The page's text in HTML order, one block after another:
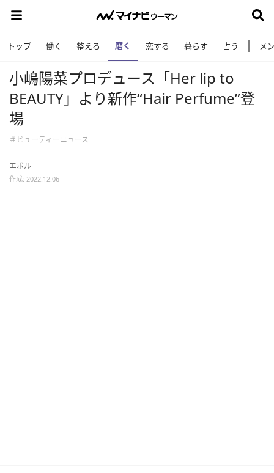
トップ 働く 整える 磨く 恋する 暮らす 占う メ
小嶋陽菜プロデュース「Her lip to
BEAUTY」より新作“Hair Perfume”登
場
＃ビューティーニュース
エボル
作成: 2022.12.06